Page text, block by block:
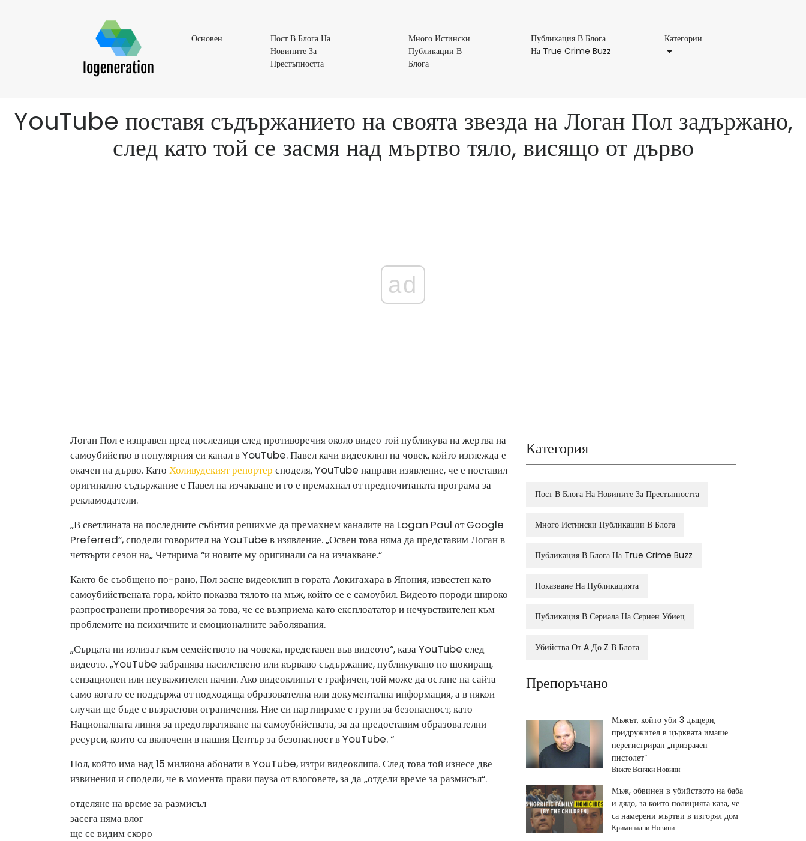
ОсновенОсновен
Пост В Блога На
Новините За
ПрестъпносттаПост
За
Много Истински
Публикации В
БлогаМного
Публикация В Блога
На True Crime Buzz
Crime
Buzz
Категории
YouTube поставя съдържанието на своята звезда на Логан Пол задържано,
след като той се засмя над мъртво тяло, висящо от дърво
ad
Логан Пол е изправен пред последици след противоречия около видео той публикува на жертва на
самоубийство в популярния си канал в YouTube. Павел качи видеоклип на човек, който изглежда е
окачен на дърво. Като Холивудският репортер споделя, YouTube направи изявление, че е поставил
оригинално съдържание с Павел на изчакване и го е премахнал от предпочитаната програма за
рекламодатели.
„В светлината на последните събития решихме да премахнем каналите на Logan Paul от Google
Preferred“, сподели говорител на YouTube в изявление. „Освен това няма да представим Логан в
четвърти сезон на„ Четирима “и новите му оригинали са на изчакване.“
Както бе съобщено по-рано, Пол засне видеоклип в гората Аокигахара в Япония, известен като
самоубийствената гора, който показва тялото на мъж, който се е самоубил. Видеото породи широко
разпространени противоречия за това, че се възприема като експлоататор и нечувствителен към
проблемите на психичните и емоционалните заболявания.
„Сърцата ни излизат към семейството на човека, представен във видеото“, каза YouTube след
видеото. „YouTube забранява насилствено или кърваво съдържание, публикувано по шокиращ,
сензационен или неуважителен начин. Ако видеоклипът е графичен, той може да остане на сайта
само когато се поддържа от подходяща образователна или документална информация, а в някои
случаи ще бъде с възрастови ограничения. Ние си партнираме с групи за безопасност, като
Националната линия за предотвратяване на самоубийствата, за да предоставим образователни
ресурси, които са включени в нашия Център за безопасност в YouTube. “
Пол, който има над 15 милиона абонати в YouTube, изтри видеоклипа. След това той изнесе две
извинения и сподели, че в момента прави пауза от влоговете, за да „отдели време за размисъл“.
отделяне на време за размисъл
засега няма влог
ще се видим скоро
Категория
Пост В Блога На Новините За Престъпността
Много Истински Публикации В Блога
Публикация В Блога На True Crime Buzz
Показване На Публикацията
Публикация В Сериала На Сериен Убиец
Убийства От A До Z В Блога
Препоръчано
Мъжът, който уби 3 дъщери,
придружител в църквата имаше
нерегистриран „призрачен
пистолет“
Вижте Всички Новини
Мъж, обвинен в убийството на баба
и дядо, за които полицията каза, че
са намерени мъртви в изгорял дом
Криминални Новини